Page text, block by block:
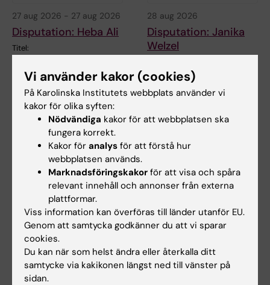
27 aug 2026 - 27 aug 2026
Disputation: Heba Ali
Titel:
neuroprotektion i modeller av…
28 aug 2026
Disputation: Janika
Welzel
autoantibody-mediated pain
in rheumatoid…
28 aug 2026
Disputation -
Francesca Gatto
Decoding Cancer Cell
Plasticity: implications for
immune evasion,…
28 aug 2026
Avhandling Jonathan
Titel: On endovascular
transplantation of modified
Vi använder kakor (cookies)
På Karolinska Institutets webbplats använder vi
kakor för olika syften:
Nödvändiga kakor för att webbplatsen ska
fungera korrekt.
Kakor för analys för att förstå hur
webbplatsen används.
Marknadsföringskakor för att visa och spåra
relevant innehåll och annonser från externa
plattformar.
Viss information kan överföras till länder utanför EU.
Genom att samtycka godkänner du att vi sparar
cookies.
Du kan när som helst ändra eller återkalla ditt
samtycke via kakikonen längst ned till vänster på
sidan.